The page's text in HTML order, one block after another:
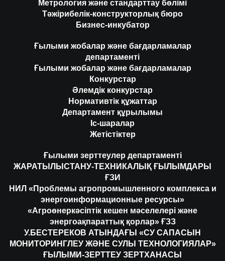
Метрология және стандарттау бөлімі
Тәжірибелік-конструкторлық бюро
Бизнес-инкубатор
Ғылыми жобалар және бағдарламалар
департаменті
Ғылыми жобалар және бағдарламалар
Конкурстар
Әлемдік конкурстар
Нормативтік құжаттар
Департамент құрылымы
Іс-шаралар
Жетістіктер
Ғылыми зерттеулер департаменті
ЖАРАТЫЛЫСТАНУ-ТЕХНИКАЛЫҚ ҒЫЛЫМДАРЫ
ҒЗИ
НИЛ «Проблемы агропромышленного комплекса и
энергоинформационные ресурсы»
«Агроөнеркәсіптік кешен мәселелері және
энергоақпараттық қорлар» ҒЗЗ
У.БЕСТЕРЕКОВ АТЫНДАҒЫ «СУ САПАСЫН
МОНИТОРИНГЛЕУ ЖӘНЕ СУЛЫ ТЕХНОЛОГИЯЛАР»
ҒЫЛЫМИ-ЗЕРТТЕУ ЗЕРТХАНАСЫ